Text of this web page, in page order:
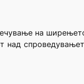
на
над